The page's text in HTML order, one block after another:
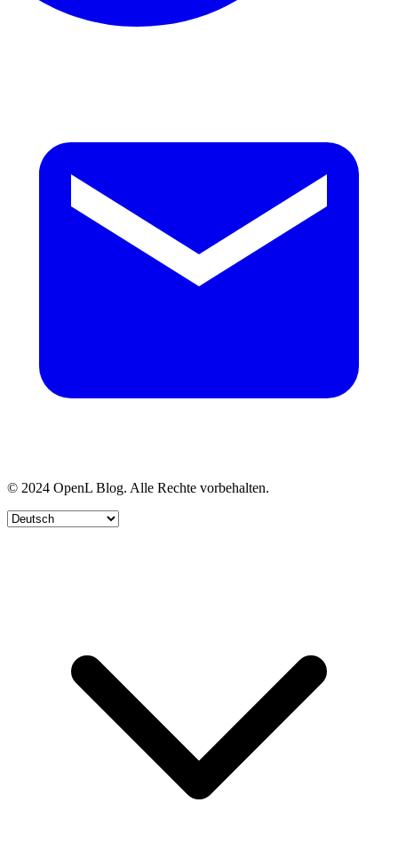
© 2024 OpenL Blog. Alle Rechte vorbehalten.